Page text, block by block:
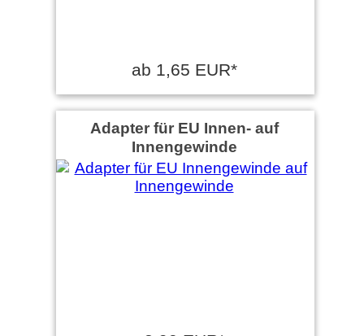
ab 1,65 EUR*
Adapter für EU Innen- auf
Innengewinde